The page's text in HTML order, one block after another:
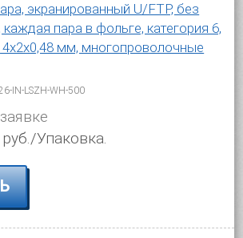
экранированный U/FTP, без
пара в фольге, категория 6,
4х2х0,48 мм, многопроволочные
IN-LSZH-WH-500
Упаковка.